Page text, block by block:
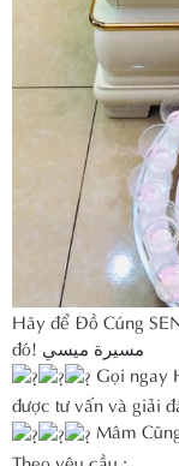
Hãy để Đồ Cúng
đó! مسيرة ميسي
Gọi ngay
được tư vấn và giải
Mâm
Theo yêu cầu :